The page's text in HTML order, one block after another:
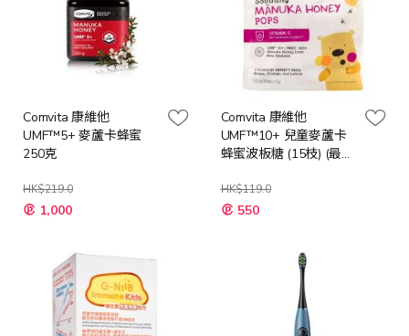
Comvita 康維他
UMF™5+ 麥蘆卡蜂蜜
250克
HK$219.0
特
殊 1,000
Comvita 康維他
UMF™10+ 兒童麥蘆卡
蜂蜜波板糖 (15枝) (最低
HK$119.0
特
殊 550